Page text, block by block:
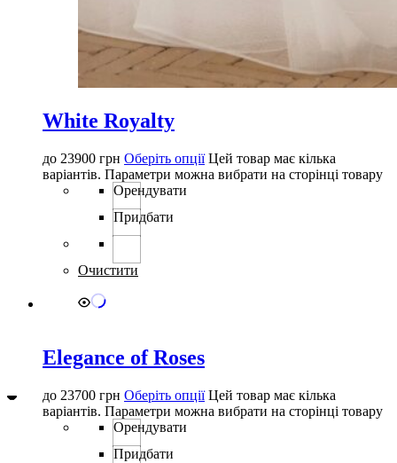
White Royalty
до 23900 грн Оберіть опції Цей товар має кілька
варіантів. Параметри можна вибрати на сторінці товару
Орендувати
Придбати
Очистити
Elegance of Roses
до 23700 грн Оберіть опції Цей товар має кілька
варіантів. Параметри можна вибрати на сторінці товару
Орендувати
Придбати